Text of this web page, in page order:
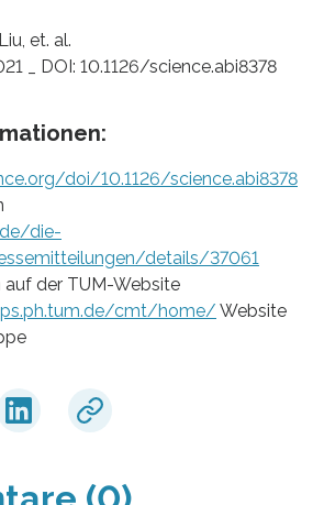
et. al.
_ DOI: 10.1126/science.abi8378
doi/10.1126/science.abi8378
die-
details/37061
auf der TUM-Website
cmt/home/ Website